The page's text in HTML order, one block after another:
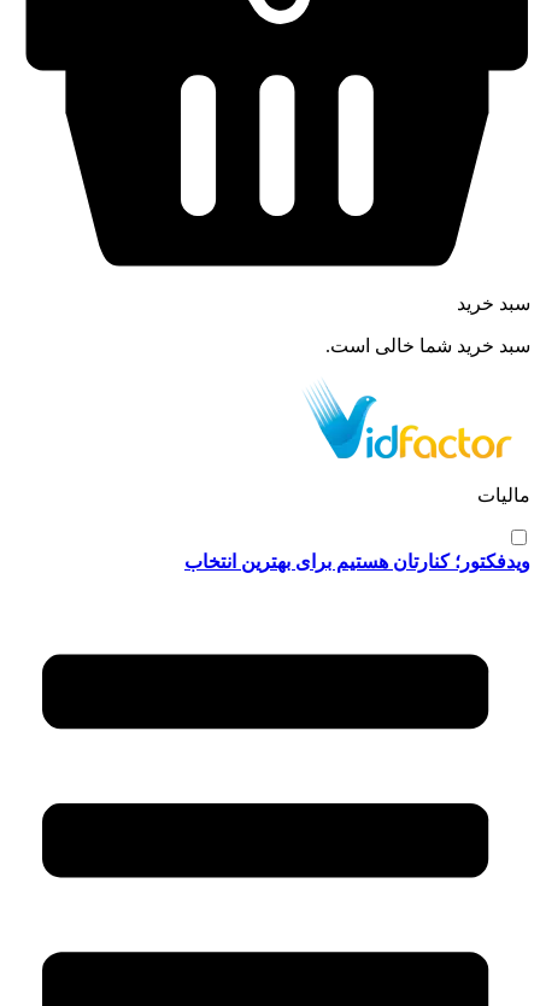
سبد خرید
سبد خرید شما خالی است.
مالیات
ویدفکتور؛ کنارتان هستیم برای بهترین انتخاب